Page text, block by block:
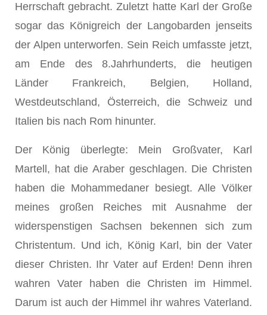
Herrschaft gebracht. Zuletzt hatte Karl der Große
sogar das Königreich der Langobarden jenseits
der Alpen un­terworfen. Sein Reich umfasste jetzt,
am Ende des 8.Jahrhunderts, die heutigen
Länder Frankreich, Belgien, Holland,
Westdeutsch­land, Österreich, die Schweiz und
Italien bis nach Rom hinunter.
Der König überlegte: Mein Großvater, Karl
Martell, hat die Ara­ber geschlagen. Die Christen
haben die Mohammedaner besiegt. Alle Völker
meines großen Reiches mit Ausnahme der
widerspensti­gen Sachsen bekennen sich zum
Christentum. Und ich, König Karl, bin der Vater
dieser Christen. Ihr Vater auf Erden! Denn ihren
wah­ren Vater haben die Christen im Himmel.
Darum ist auch der Him­mel ihr wahres Vaterland.